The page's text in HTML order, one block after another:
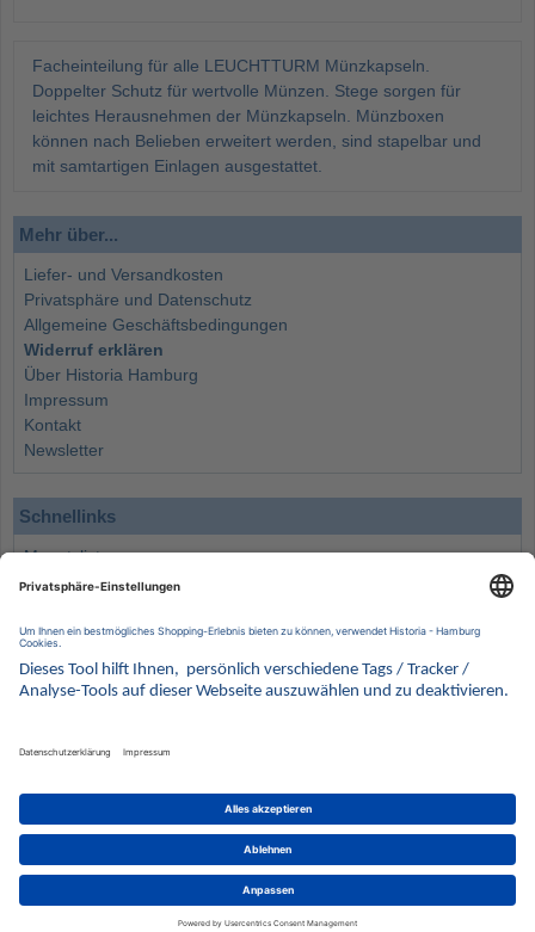
Facheinteilung für alle LEUCHTTURM Münzkapseln.
Doppelter Schutz für wertvolle Münzen. Stege sorgen für
leichtes Herausnehmen der Münzkapseln. Münzboxen
können nach Belieben erweitert werden, sind stapelbar und
mit samtartigen Einlagen ausgestattet.
Mehr über...
Liefer- und Versandkosten
Privatsphäre und Datenschutz
Allgemeine Geschäftsbedingungen
Widerruf erklären
Über Historia Hamburg
Impressum
Kontakt
Newsletter
Schnellinks
Monatsliste
Angebote
Wissenswertes
Kontakt
Wir behalten uns vor, für ausgewählte Münzen die Differenzbesteuerung gemäß § 25a UStG
anzuwenden.
Alle Angebote freibleibend solange der Vorrat reicht. Irrtum vorbehalten. Bilder sind
Beispielbilder
Münzen von HISTORIA Münzhandelsgesellschaft mbH
© 2021PCS, IT mit Augenmaß
eCommerce Engine © 2018Magento